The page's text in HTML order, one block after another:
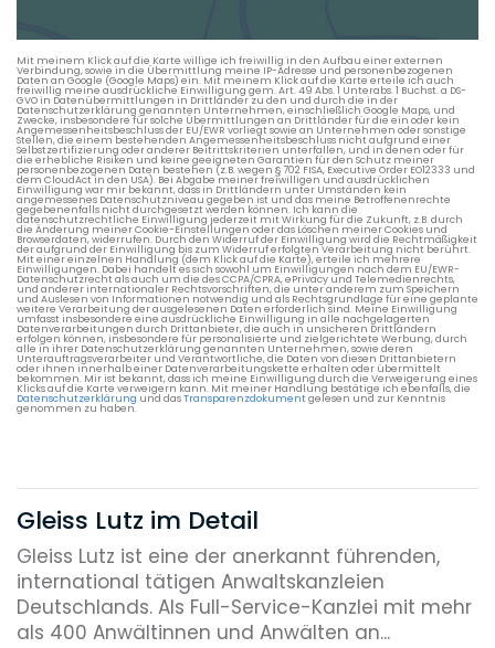
Mit meinem Klick auf die Karte willige ich freiwillig in den Aufbau einer externen
Verbindung, sowie in die Übermittlung meine IP-Adresse und personenbezogenen
Daten an Google (Google Maps) ein. Mit meinem Klick auf die Karte erteile ich auch
freiwillig meine ausdrückliche Einwilligung gem. Art. 49 Abs. 1 Unterabs. 1 Buchst. a DS-
GVO in Datenübermittlungen in Drittländer zu den und durch die in der
Datenschutzerklärung genannten Unternehmen, einschließlich Google Maps, und
Zwecke, insbesondere für solche Übermittlungen an Drittländer für die ein oder kein
Angemessenheitsbeschluss der EU/EWR vorliegt sowie an Unternehmen oder sonstige
Stellen, die einem bestehenden Angemessenheitsbeschluss nicht aufgrund einer
Selbstzertifizierung oder anderer Beitrittskriterien unterfallen, und in denen oder für
die erhebliche Risiken und keine geeigneten Garantien für den Schutz meiner
personenbezogenen Daten bestehen (z.B. wegen § 702 FISA, Executive Order EO12333 und
dem CloudAct in den USA). Bei Abgabe meiner freiwilligen und ausdrücklichen
Einwilligung war mir bekannt, dass in Drittländern unter Umständen kein
angemessenes Datenschutzniveau gegeben ist und das meine Betroffenenrechte
gegebenenfalls nicht durchgesetzt werden können. Ich kann die
datenschutzrechtliche Einwilligung jederzeit mit Wirkung für die Zukunft, z.B. durch
die Änderung meiner Cookie-Einstellungen oder das Löschen meiner Cookies und
Browserdaten, widerrufen. Durch den Widerruf der Einwilligung wird die Rechtmäßigkeit
der aufgrund der Einwilligung bis zum Widerruf erfolgten Verarbeitung nicht berührt.
Mit einer einzelnen Handlung (dem Klick auf die Karte), erteile ich mehrere
Einwilligungen. Dabei handelt es sich sowohl um Einwilligungen nach dem EU/EWR-
Datenschutzrecht als auch um die des CCPA/CPRA, ePrivacy und Telemedienrechts,
und anderer internationaler Rechtsvorschriften, die unter anderem zum Speichern
und Auslesen von Informationen notwendig und als Rechtsgrundlage für eine geplante
weitere Verarbeitung der ausgelesenen Daten erforderlich sind. Meine Einwilligung
umfasst insbesondere eine ausdrückliche Einwilligung in alle nachgelagerten
Datenverarbeitungen durch Drittanbieter, die auch in unsicheren Drittländern
erfolgen können, insbesondere für personalisierte und zielgerichtete Werbung, durch
alle in ihrer Datenschutzerklärung genannten Unternehmen, sowie deren
Unterauftragsverarbeiter und Verantwortliche, die Daten von diesen Drittanbietern
oder ihnen innerhalb einer Datenverarbeitungskette erhalten oder übermittelt
bekommen. Mir ist bekannt, dass ich meine Einwilligung durch die Verweigerung eines
Klicks auf die Karte verweigern kann. Mit meiner Handlung bestätige ich ebenfalls, die
Datenschutzerklärung und dasTransparenzdokumentgelesen und zur Kenntnis
genommen zu haben.
Gleiss Lutz im Detail
Gleiss Lutz ist eine der anerkannt führenden,
international tätigen Anwaltskanzleien
Deutschlands. Als Full-Service-Kanzlei mit mehr
als 400 Anwältinnen und Anwälten an...